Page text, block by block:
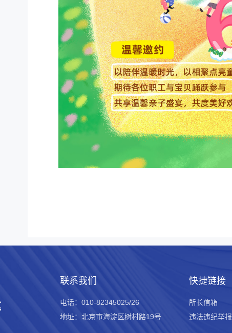
联系我们
电话：010-82345025/26
地址：北京市海淀区树村路19号
快捷链接
所长信箱
违法违纪举报